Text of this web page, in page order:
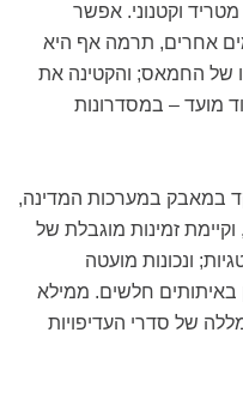
וקטנוני. אפשר
אחרים, תרמה אף היא
של החמאס; והקטינה את
מועד – במסדרונות
במאבק במערכות המדינה,
זמינות מוגבלת של
ונכונות מועטה
באיתותים חלשים. ממילא
של סדרי העדיפויות